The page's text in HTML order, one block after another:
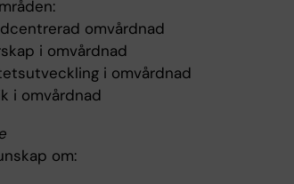
omvårdnad
i omvårdnad
i omvårdnad
i omvårdnad
om: